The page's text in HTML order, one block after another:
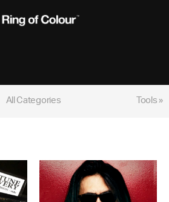
Tools »
All Categories